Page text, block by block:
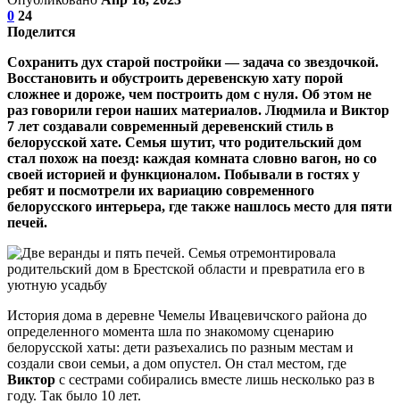
0 24
Поделится
Сохранить дух старой постройки — задача со звездочкой.
Восстановить и обустроить деревенскую хату порой
сложнее и дороже, чем построить дом с нуля. Об этом не
раз говорили герои наших материалов. Людмила и Виктор
7 лет создавали современный деревенский стиль в
белорусской хате. Семья шутит, что родительский дом
стал похож на поезд: каждая комната словно вагон, но со
своей историей и функционалом. Побывали в гостях у
ребят и посмотрели их вариацию современного
белорусского интерьера, где также нашлось место для пяти
печей.
История дома в деревне Чемелы Ивацевичского района до
определенного момента шла по знакомому сценарию
белорусской хаты: дети разъехались по разным местам и
создали свои семьи, а дом опустел. Он стал местом, где
Виктор с сестрами собирались вместе лишь несколько раз в
году. Так было 10 лет.